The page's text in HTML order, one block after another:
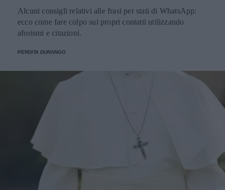
Alcuni consigli relativi alle frasi per stati di WhatsApp:
ecco come fare colpo sui propri contatti utilizzando
aforismi e citazioni.
PERDITA DURANGO